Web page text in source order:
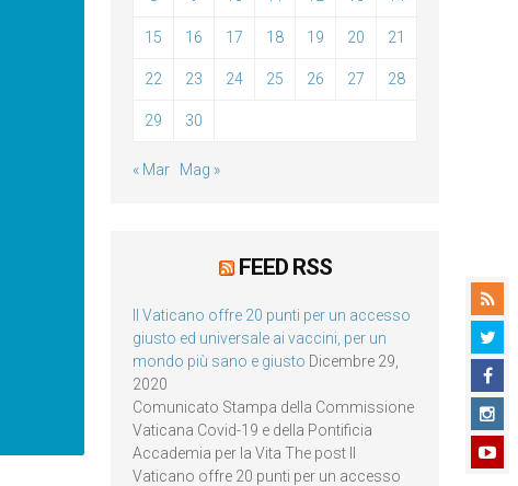
15 16 17 18 19 20 21
22 23 24 25 26 27 28
29 30
« Mar Mag »
FEED RSS
Il Vaticano offre 20 punti per un accesso
giusto ed universale ai vaccini, per un
mondo più sano e giusto Dicembre 29,
2020
Comunicato Stampa della Commissione
Vaticana Covid-19 e della Pontificia
Accademia per la Vita The post Il
Vaticano offre 20 punti per un accesso